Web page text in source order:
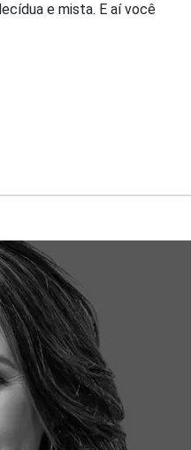
e mista. E aí você